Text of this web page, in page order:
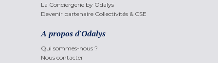
La Conciergerie by Odalys
Devenir partenaire Collectivités & CSE
A propos d'Odalys
Qui sommes-nous ?
Nous contacter